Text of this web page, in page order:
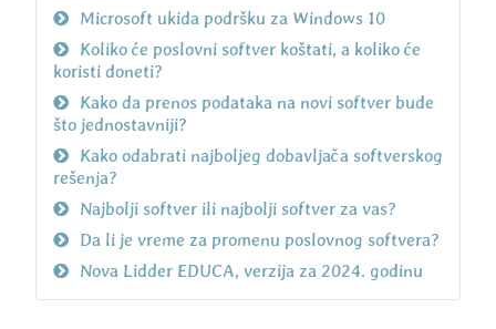
Microsoft ukida podršku za Windows 10
Koliko će poslovni softver koštati, a koliko će
koristi doneti?
Kako da prenos podataka na novi softver bude
što jednostavniji?
Kako odabrati najboljeg dobavljača softverskog
rešenja?
Najbolji softver ili najbolji softver za vas?
Da li je vreme za promenu poslovnog softvera?
Nova Lidder EDUCA, verzija za 2024. godinu